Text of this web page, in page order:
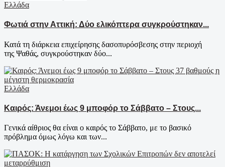
Ελλάδα
Φωτιά στην Αττική: Δύο ελικόπτερα συγκρούστηκαν...
Κατά τη διάρκεια επιχείρησης δασοπυρόσβεσης στην περιοχή
της Ψαθάς, συγκρούστηκαν δύο...
Ελλάδα
Καιρός: Άνεμοι έως 9 μποφόρ το Σάββατο – Στους...
Γενικά αίθριος θα είναι ο καιρός το Σάββατο, με το βασικό
πρόβλημα όμως λόγω και των...